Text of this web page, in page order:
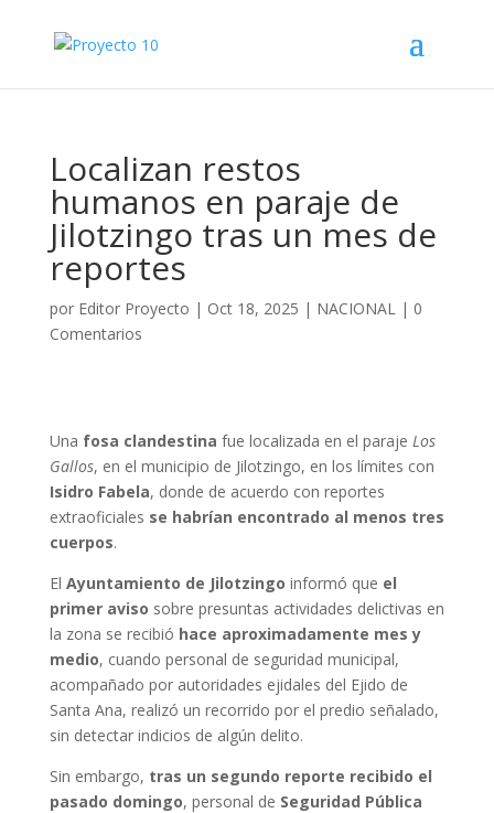
Localizan restos
humanos en paraje de
Jilotzingo tras un mes de
reportes
por Editor Proyecto | Oct 18, 2025 | NACIONAL| 0
Comentarios
Una fosa clandestina fue localizada en el paraje Los
Gallos, en el municipio de Jilotzingo, en los límites con
Isidro Fabela, donde de acuerdo con reportes
extraoficiales se habrían encontrado al menos tres
cuerpos.
El Ayuntamiento de Jilotzingo informó que el
primer aviso sobre presuntas actividades delictivas en
la zona se recibió hace aproximadamente mes y
medio, cuando personal de seguridad municipal,
acompañado por autoridades ejidales del Ejido de
Santa Ana, realizó un recorrido por el predio señalado,
sin detectar indicios de algún delito.
Sin embargo, tras un segundo reporte recibido el
pasado domingo, personal de Seguridad Pública